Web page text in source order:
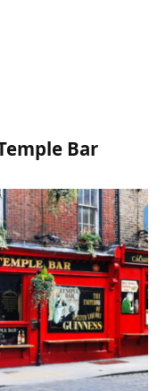
Bar